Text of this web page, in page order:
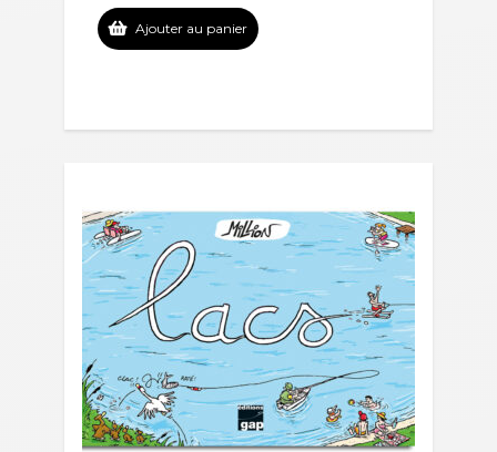
Ajouter au panier